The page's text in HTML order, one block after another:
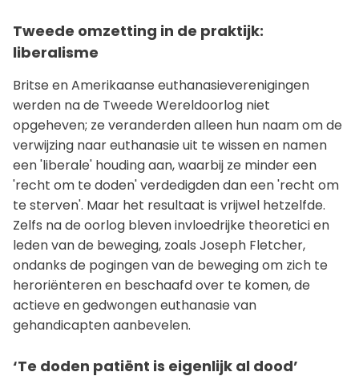
Tweede omzetting in de praktijk:
liberalisme
Britse en Amerikaanse euthanasieverenigingen
werden na de Tweede Wereldoorlog niet
opgeheven; ze veranderden alleen hun naam om de
verwijzing naar euthanasie uit te wissen en namen
een 'liberale' houding aan, waarbij ze minder een
'recht om te doden' verdedigden dan een 'recht om
te sterven'. Maar het resultaat is vrijwel hetzelfde.
Zelfs na de oorlog bleven invloedrijke theoretici en
leden van de beweging, zoals Joseph Fletcher,
ondanks de pogingen van de beweging om zich te
heroriënteren en beschaafd over te komen, de
actieve en gedwongen euthanasie van
gehandicapten aanbevelen.
‘Te doden patiënt is eigenlijk al dood’